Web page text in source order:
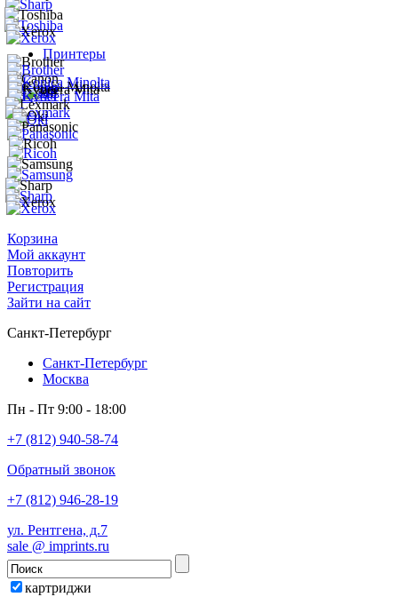
Принтеры
Корзина
Мой аккаунт
Повторить
Регистрация
Зайти на сайт
Санкт-Петербург
Санкт-Петербург
Москва
Пн - Пт 9:00 - 18:00
+7 (812) 940-58-74
Обратный звонок
+7 (812) 946-28-19
ул. Рентгена, д.7
sale @ imprints.ru
картриджи